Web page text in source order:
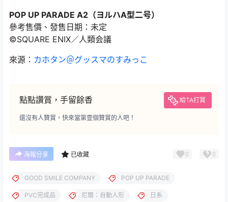
POP UP PARADE A2（ヨルハA型二号）
參考售價、發售日期：未定
©SQUARE ENIX／人類会議
來源： カホタン＠グッスマのすみっこ
點點讚賞，手留餘香 給TA打賞
還沒有人贊賞，快來當第壹個贊賞的人吧！
海報分享 已收藏 0 0
GOOD SMILE COMPANY POP UP PARADE
PVC完成品 尼爾：自動人形 日系